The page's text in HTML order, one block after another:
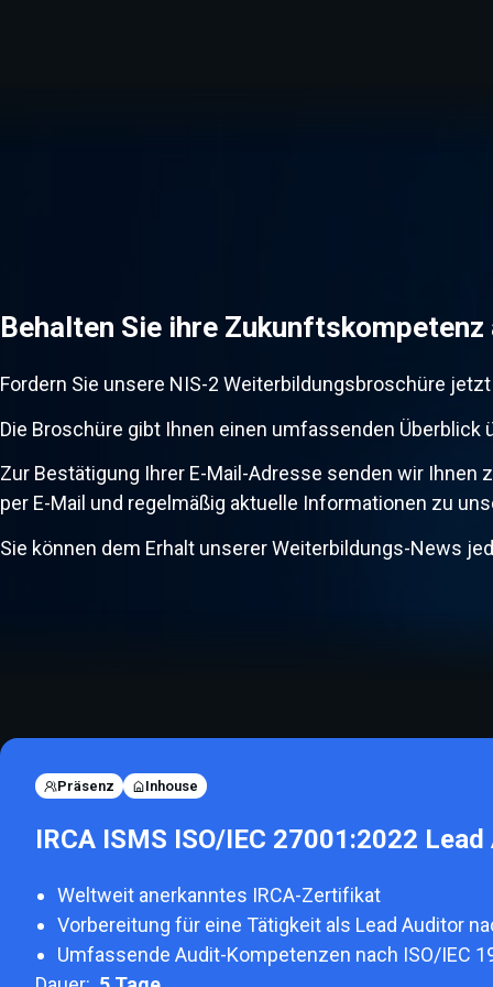
Behalten Sie ihre
Fordern Sie unsere NIS-2 Weiterbildungsbroschüre
Die Broschüre gibt Ihnen einen umfassenden Überblick
Zur Bestätigung Ihrer E-Mail-Adresse senden wir
per E-Mail und regelmäßig aktuelle Informationen zu
Sie können dem Erhalt unserer Weiterbildungs-News
Präsenz Inhouse
IRCA ISMS ISO/IEC 27001:2022
Weltweit anerkanntes IRCA-Zertifikat
Vorbereitung für eine Tätigkeit als Lead Auditor
Umfassende Audit-Kompetenzen nach ISO/IEC